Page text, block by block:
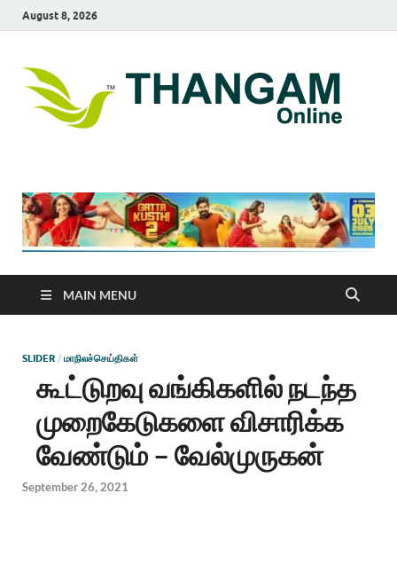
August 8, 2026
MAIN MENU
SLIDER / மாநிலச்செய்திகள்
கூட்டுறவு வங்கிகளில் நடந்த
முறைகேடுகளை விசாரிக்க
வேண்டும் – வேல்முருகன்
September 26, 2021